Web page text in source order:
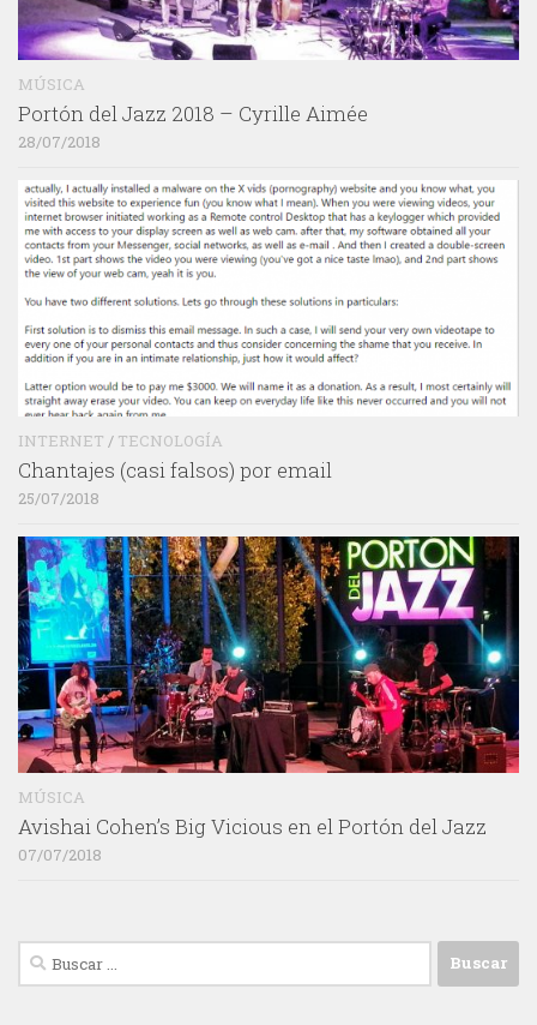
MÚSICA
Portón del Jazz 2018 – Cyrille Aimée
28/07/2018
INTERNET / TECNOLOGÍA
Chantajes (casi falsos) por email
25/07/2018
MÚSICA
Avishai Cohen’s Big Vicious en el Portón del Jazz
07/07/2018
Buscar: